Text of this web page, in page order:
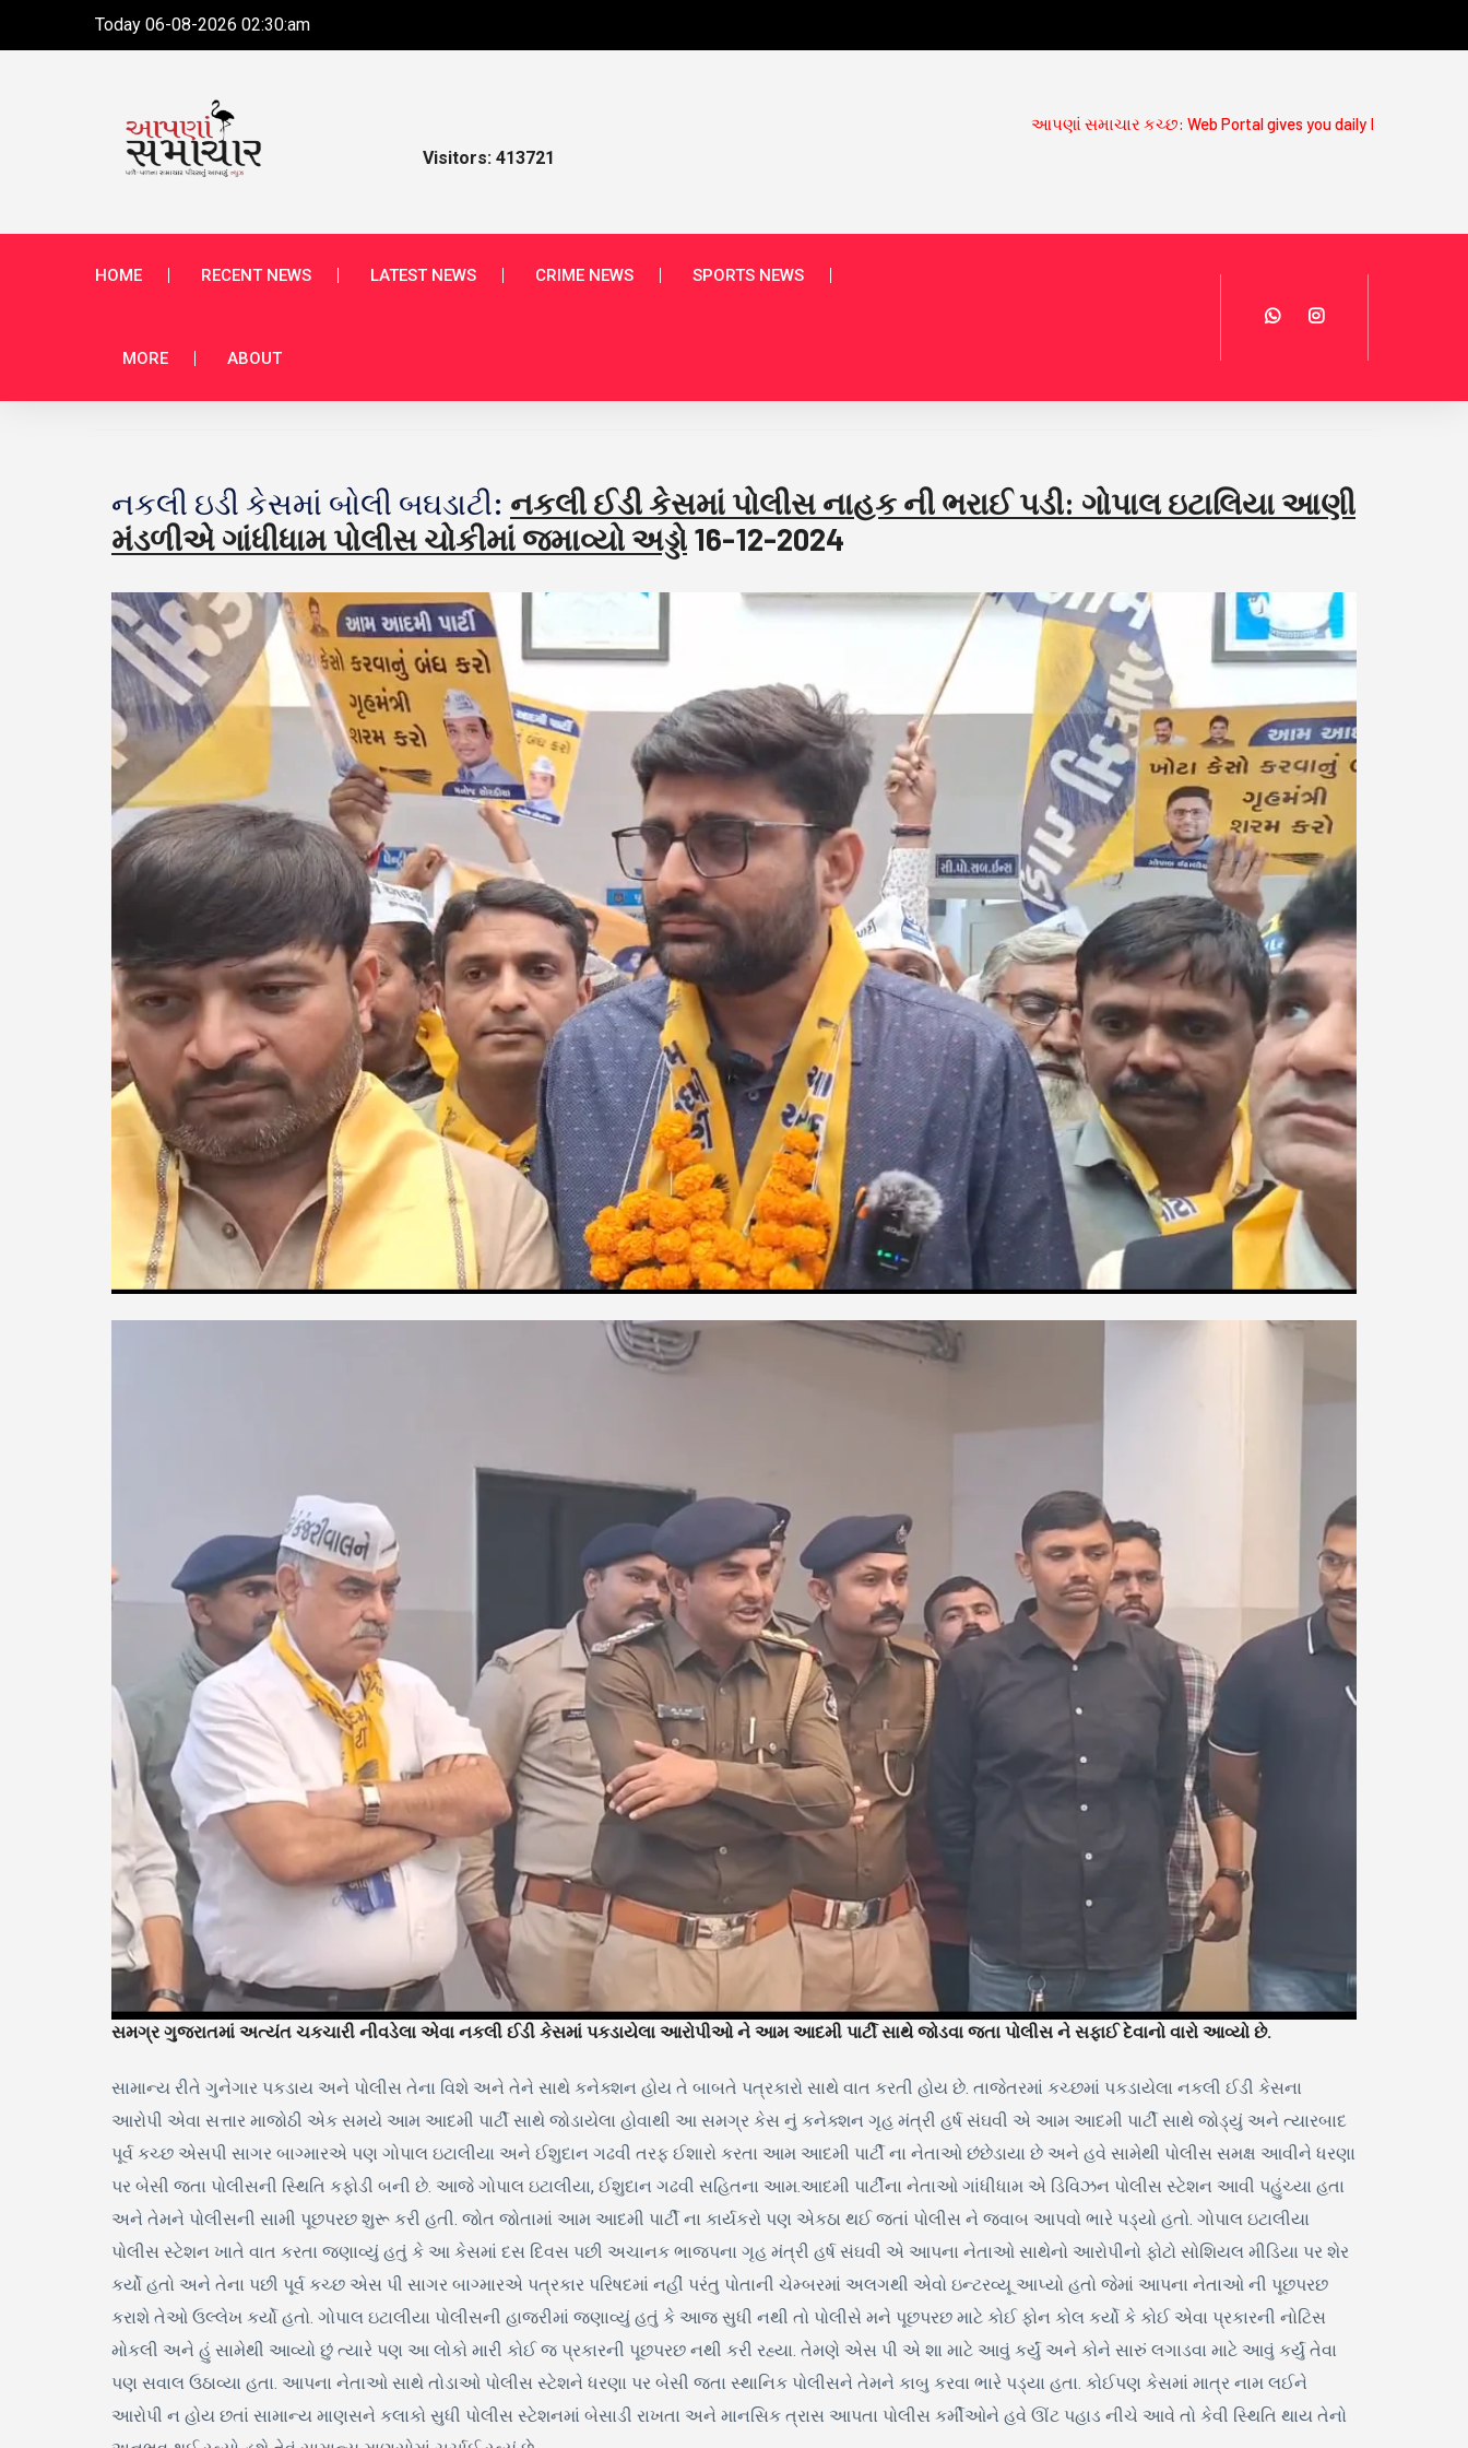
Today 06-08-2026 02:30:am
આપણાં સમાચાર કચ્છ: Web Portal gives you daily News Updates on
Visitors: 413721
HOME RECENT NEWS LATEST NEWS CRIME NEWS SPORTS NEWS
MORE ABOUT
નકલી ઇડી કેસમાં બોલી બઘડાટી: નકલી ઈડી કેસમાં પોલીસ નાહક ની ભરાઈ પડી: ગોપાલ ઇટાલિયા આણી
મંડળીએ ગાંધીધામ પોલીસ ચોકીમાં જમાવ્યો અડ્ડો 16-12-2024
સમગ્ર ગુજરાતમાં અત્યંત ચકચારી નીવડેલા એવા નકલી ઈડી કેસમાં પકડાયેલા આરોપીઓ ને આમ આદમી પાર્ટી સાથે જોડવા જતા પોલીસ ને સફાઈ દેવાનો વારો આવ્યો છે.
સામાન્ય રીતે ગુનેગાર પકડાય અને પોલીસ તેના વિશે અને તેને સાથે કનેક્શન હોય તે બાબતે પત્રકારો સાથે વાત કરતી હોય છે. તાજેતરમાં કચ્છમાં પકડાયેલા નકલી ઈડી કેસના
આરોપી એવા સત્તાર માજોઠી એક સમયે આમ આદમી પાર્ટી સાથે જોડાયેલા હોવાથી આ સમગ્ર કેસ નું કનેક્શન ગૃહ મંત્રી હર્ષ સંઘવી એ આમ આદમી પાર્ટી સાથે જોડ્યું અને ત્યારબાદ
પૂર્વ કચ્છ એસપી સાગર બાગ્મારએ પણ ગોપાલ ઇટાલીયા અને ઈશુદાન ગઢવી તરફ ઈશારો કરતા આમ આદમી પાર્ટી ના નેતાઓ છંછેડાયા છે અને હવે સામેથી પોલીસ સમક્ષ આવીને ધરણા
પર બેસી જતા પોલીસની સ્થિતિ કફોડી બની છે. આજે ગોપાલ ઇટાલીયા, ઈશુદાન ગઢવી સહિતના આમ.આદમી પાર્ટીના નેતાઓ ગાંધીધામ એ ડિવિઝન પોલીસ સ્ટેશન આવી પહુંચ્યા હતા
અને તેમને પોલીસની સામી પૂછપરછ શુરૂ કરી હતી. જોત જોતામાં આમ આદમી પાર્ટી ના કાર્યકરો પણ એકઠા થઈ જતાં પોલીસ ને જવાબ આપવો ભારે પડ્યો હતો. ગોપાલ ઇટાલીયા
પોલીસ સ્ટેશન ખાતે વાત કરતા જણાવ્યું હતું કે આ કેસમાં દસ દિવસ પછી અચાનક ભાજપના ગૃહ મંત્રી હર્ષ સંઘવી એ આપના નેતાઓ સાથેનો આરોપીનો ફોટો સોશિયલ મીડિયા પર શેર
કર્યો હતો અને તેના પછી પૂર્વ કચ્છ એસ પી સાગર બાગ્મારએ પત્રકાર પરિષદમાં નહીં પરંતુ પોતાની ચેમ્બરમાં અલગથી એવો ઇન્ટરવ્યૂ આપ્યો હતો જેમાં આપના નેતાઓ ની પૂછપરછ
કરાશે તેઓ ઉલ્લેખ કર્યો હતો. ગોપાલ ઇટાલીયા પોલીસની હાજરીમાં જણાવ્યું હતું કે આજ સુધી નથી તો પોલીસે મને પૂછપરછ માટે કોઈ ફોન કોલ કર્યો કે કોઈ એવા પ્રકારની નોટિસ
મોકલી અને હું સામેથી આવ્યો છું ત્યારે પણ આ લોકો મારી કોઈ જ પ્રકારની પૂછપરછ નથી કરી રહ્યા. તેમણે એસ પી એ શા માટે આવું કર્યું અને કોને સારું લગાડવા માટે આવું કર્યું તેવા
પણ સવાલ ઉઠાવ્યા હતા. આપના નેતાઓ સાથે તોડાઓ પોલીસ સ્ટેશને ધરણા પર બેસી જતા સ્થાનિક પોલીસને તેમને કાબુ કરવા ભારે પડ્યા હતા. કોઈપણ કેસમાં માત્ર નામ લઈને
આરોપી ન હોય છતાં સામાન્ય માણસને કલાકો સુધી પોલીસ સ્ટેશનમાં બેસાડી રાખતા અને માનસિક ત્રાસ આપતા પોલીસ કર્મીઓને હવે ઊંટ પહાડ નીચે આવે તો કેવી સ્થિતિ થાય તેનો